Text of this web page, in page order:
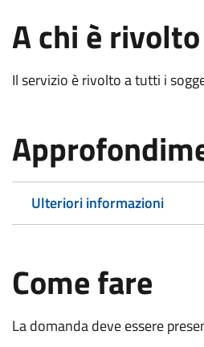
A chi è rivolto
Il servizio è rivolto a tutti i
Ulteriori informazioni
Come fare
La domanda deve essere